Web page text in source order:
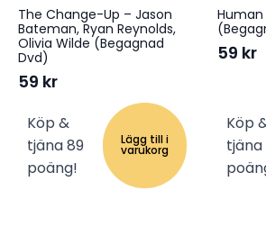
The Change-Up – Jason
Bateman, Ryan Reynolds,
Olivia Wilde (Begagnad
Dvd)
59 kr
Köp &
tjäna 89
poäng!
Lägg till i
varukorg
Human
59 kr
Köp
tjäna